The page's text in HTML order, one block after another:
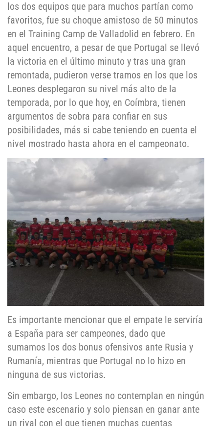
los dos equipos que para muchos partían como
favoritos, fue su choque amistoso de 50 minutos
en el Training Camp de Valladolid en febrero. En
aquel encuentro, a pesar de que Portugal se llevó
la victoria en el último minuto y tras una gran
remontada, pudieron verse tramos en los que los
Leones desplegaron su nivel más alto de la
temporada, por lo que hoy, en Coímbra, tienen
argumentos de sobra para confiar en sus
posibilidades, más si cabe teniendo en cuenta el
nivel mostrado hasta ahora en el campeonato.
Es importante mencionar que el empate le serviría
a España para ser campeones, dado que
sumamos los dos bonus ofensivos ante Rusia y
Rumanía, mientras que Portugal no lo hizo en
ninguna de sus victorias.
Sin embargo, los Leones no contemplan en ningún
caso este escenario y solo piensan en ganar ante
un rival con el que tienen muchas cuentas